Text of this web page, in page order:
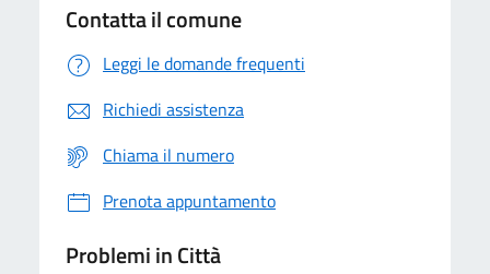
Contatta il comune
Leggi le domande frequenti
Richiedi assistenza
Chiama il numero
Prenota appuntamento
Problemi in Città